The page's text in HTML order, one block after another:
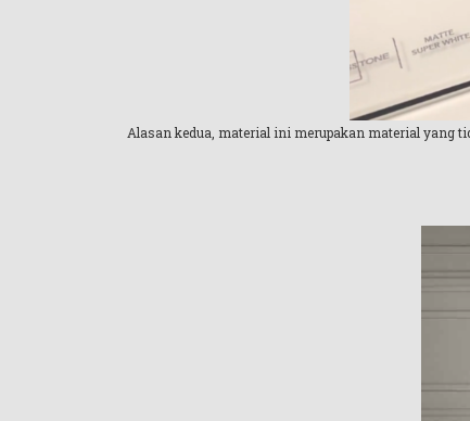
Alasan kedua, material ini merupakan material yang